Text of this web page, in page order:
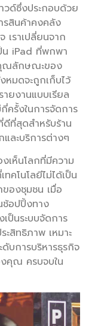
วด์ซึ่งประกอบด้วย
รสินค้าคงคลัง
เราเปลี่ยนจาก
น iPad ที่พกพา
คุณลักษณะของ
มดจะถูกเก็บไว้
ายงานแบบเรียล
ครั้งในการจัดการ
ดีที่สุดสำหรับร้าน
ละบริการต่างๆ
เห็นโลกที่มีความ
คโนโลยีไม่ได้เป็น
องชุมชน เมื่อ
ช้อปปิ้งทาง
เป็นระบบจัดการ
ะสิทธิภาพ เหมาะ
บการบริหารธุรกิจ
คุณ ครบจบใน